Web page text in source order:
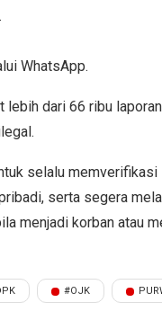
WhatsApp.
dari 66 ribu
selalu
serta segera
menjadi korban atau
#OJK